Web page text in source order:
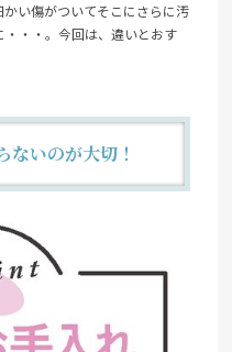
い傷がついてそこにさらに汚
・・。今回は、違いとおす
ないのが大切！